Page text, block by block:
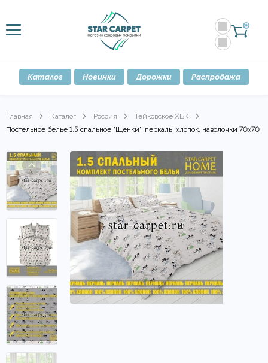
0
Каталог Новинки Дорожки Распродажа
Главная Каталог Россия
Тейковское ХБК
Постельное белье 1,5 спальное "Щенки", перкаль, хлопок, наволочки 70х70